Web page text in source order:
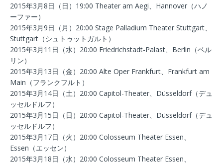
2015年3月8日（日）19:00 Theater am Aegi、Hannover（ハノ
ーファー）
2015年3月9日（月）20:00 Stage Palladium Theater Stuttgart、
Stuttgart（シュトゥットガルト）
2015年3月11日（水）20:00 Friedrichstadt-Palast、Berlin（ベル
リン）
2015年3月13日（金）20:00 Alte Oper Frankfurt、Frankfurt am
Main（フランクフルト）
2015年3月14日（土）20:00 Capitol-Theater、Düsseldorf（デュ
ッセルドルフ）
2015年3月15日（日）20:00 Capitol-Theater、Düsseldorf（デュ
ッセルドルフ）
2015年3月17日（火）20:00 Colosseum Theater Essen、
Essen（エッセン）
2015年3月18日（水）20:00 Colosseum Theater Essen、